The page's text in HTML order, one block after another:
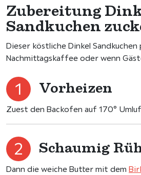
Zubereitung
Sandkuchen
Dieser köstliche Dinkel Sandkuchen
Nachmittagskaffee oder wenn
Vorheizen
Zuest den Backofen auf 170°
Schaumig
Dann die weiche Butter mit dem